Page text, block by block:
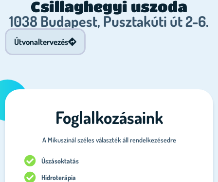
Csillaghegyi uszoda
1038 Budapest, Pusztakúti út 2-6.
Útvonaltervezés
Foglalkozásaink
A Mikuszinál széles választék áll rendelkezésedre
Úszásoktatás
Hidroterápia